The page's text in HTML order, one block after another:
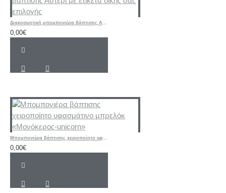
0,00€
0,00€